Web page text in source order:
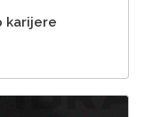
karijere